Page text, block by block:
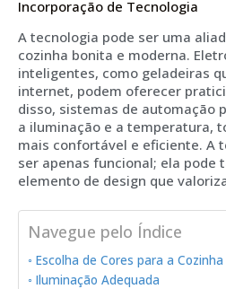
Incorporação de Tecnologia
A tecnologia pode ser uma
cozinha bonita e moderna.
inteligentes, como geladeiras
internet, podem oferecer
disso, sistemas de automação
a iluminação e a temperatura,
mais confortável e eficiente. A
ser apenas funcional; ela pode
elemento de design que
Navegue pelo Índice
Escolha de Cores para a Cozinha
Iluminação Adequada